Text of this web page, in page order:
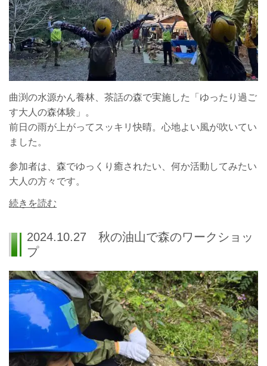
曲渕の水源かん養林、茶話の森で実施した「ゆったり過ご
す大人の森体験」。
前日の雨が上がってスッキリ快晴。心地よい風が吹いてい
ました。
参加者は、森でゆっくり癒されたい、何か活動してみたい
大人の方々です。
続きを読む
2024.10.27 秋の油山で森のワークショッ
プ